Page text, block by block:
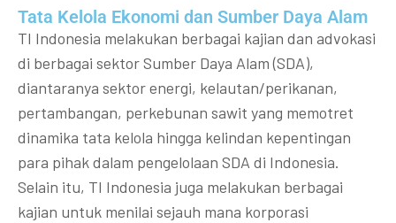
Tata Kelola Ekonomi dan Sumber Daya Alam
TI Indonesia melakukan berbagai kajian dan advokasi
di berbagai sektor Sumber Daya Alam (SDA),
diantaranya sektor energi, kelautan/perikanan,
pertambangan, perkebunan sawit yang memotret
dinamika tata kelola hingga kelindan kepentingan
para pihak dalam pengelolaan SDA di Indonesia.
Selain itu, TI Indonesia juga melakukan berbagai
kajian untuk menilai sejauh mana korporasi